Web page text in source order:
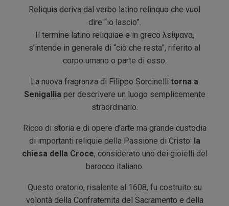
Reliquia deriva dal verbo latino relinquo che vuol
dire “io lascio”.
Il termine latino reliquiae e in greco λείψανα,
s’intende in generale di “ciò che resta”, riferito al
corpo umano o parte di esso.
La nuova fragranza di Filippo Sorcinelli torna a
Senigallia per descrivere un luogo semplicemente
straordinario.
Ricco di storia e di opere d’arte ma grande custodia
di importanti reliquie della Passione di Cristo: la
chiesa della Croce, considerato uno dei gioielli del
barocco italiano.
Questo oratorio, risalente al 1608, fu costruito su
volontà della Confraternita del Sacramento e della